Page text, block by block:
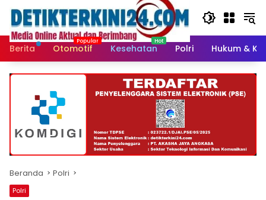
Langsung
konten
Berita
Otomotif Kesehatan Polri Hukum &
Beranda Polri
Polri